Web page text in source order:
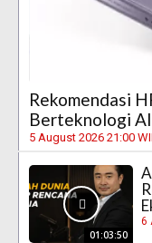
Rekomendasi
Berteknologi
5 August 2026 21:00
01:03:50
6